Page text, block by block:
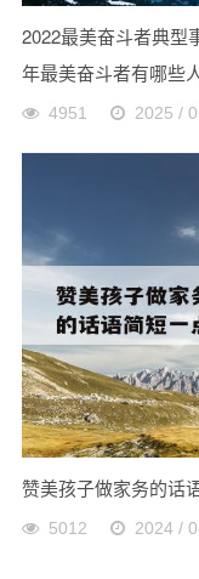
2022最美奋斗者典型
年最美奋斗者有哪些
4951 2025 /
赞美孩子做家务的话
5012 2024 /